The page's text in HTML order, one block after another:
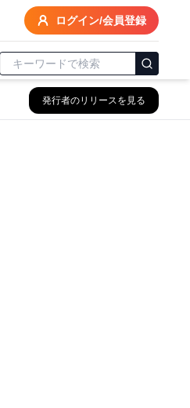
ログイン/会員登録
発行者のリリースを見る